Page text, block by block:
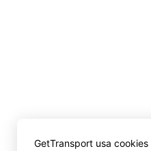
GetTransport usa